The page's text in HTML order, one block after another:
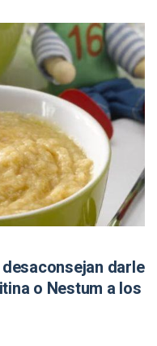
darle
o Nestum a los